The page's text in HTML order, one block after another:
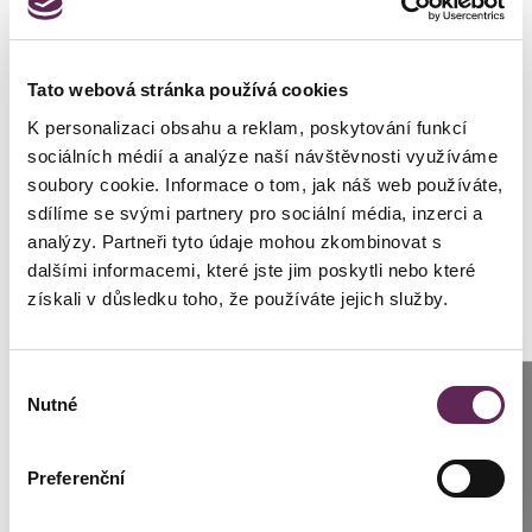
Tato webová stránka používá cookies
K personalizaci obsahu a reklam, poskytování funkcí
sociálních médií a analýze naší návštěvnosti využíváme
soubory cookie. Informace o tom, jak náš web používáte,
sdílíme se svými partnery pro sociální média, inzerci a
analýzy. Partneři tyto údaje mohou zkombinovat s
dalšími informacemi, které jste jim poskytli nebo které
získali v důsledku toho, že používáte jejich služby.
souhlasu
Nutné
Preferenční
Brünn: +420 776 279 454